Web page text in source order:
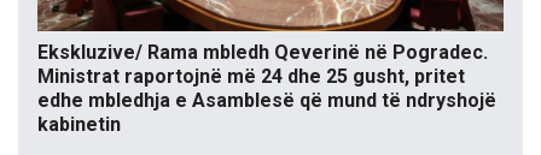
Ekskluzive/ Rama mbledh Qeverinë në Pogradec.
Ministrat raportojnë më 24 dhe 25 gusht, pritet
edhe mbledhja e Asamblesë që mund të ndryshojë
kabinetin